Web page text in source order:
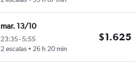
mar. 13/10
23:35-5:55
2 escalas
26 h 20 min
$1.625